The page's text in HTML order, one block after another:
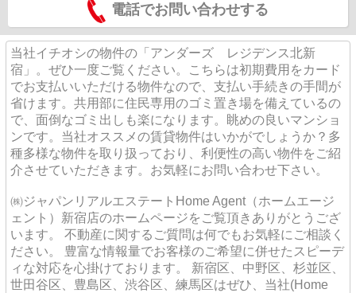
電話でお問い合わせする
当社イチオシの物件の「アンダーズ レジデンス北新
宿」。ぜひ一度ご覧ください。こちらは初期費用をカード
でお支払いいただける物件なので、支払い手続きの手間が
省けます。共用部に住民専用のゴミ置き場を備えているの
で、面倒なゴミ出しも楽になります。眺めの良いマンショ
ンです。当社オススメの賃貸物件はいかがでしょうか？多
種多様な物件を取り扱っており、利便性の高い物件をご紹
介させていただきます。お気軽にお問い合わせ下さい。
㈱ジャパンリアルエステートHome Agent（ホームエージ
ェント）新宿店のホームページをご覧頂きありがとうござ
います。 不動産に関するご質問は何でもお気軽にご相談く
ださい。 豊富な情報量でお客様のご希望に併せたスピーデ
ィな対応を心掛けております。 新宿区、中野区、杉並区、
世田谷区、豊島区、渋谷区、練馬区はぜひ、当社(Home